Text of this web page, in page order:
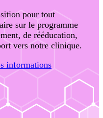
pour tout
sur le programme
de rééducation,
vers notre clinique.
informations